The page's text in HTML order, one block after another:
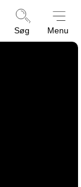
Søg Menu